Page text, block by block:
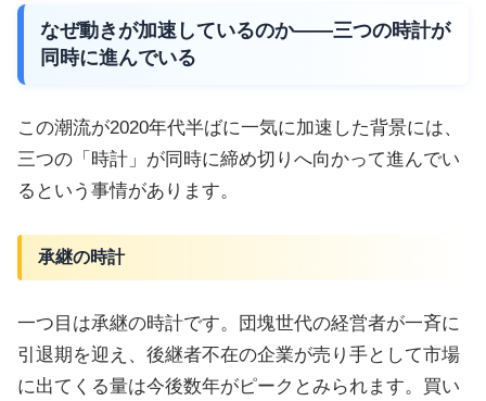
なぜ動きが加速しているのか——三つの時計が
同時に進んでいる
この潮流が2020年代半ばに一気に加速した背景には、
三つの「時計」が同時に締め切りへ向かって進んでい
るという事情があります。
承継の時計
一つ目は承継の時計です。団塊世代の経営者が一斉に
引退期を迎え、後継者不在の企業が売り手として市場
に出てくる量は今後数年がピークとみられます。買い